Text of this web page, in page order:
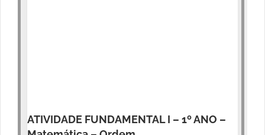
ATIVIDADE FUNDAMENTAL I – 1º ANO –